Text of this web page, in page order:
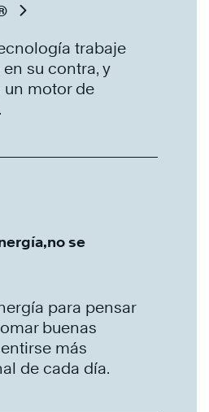
trabaje
su contra, y
un motor de
se
para pensar
buenas
más
de cada día.